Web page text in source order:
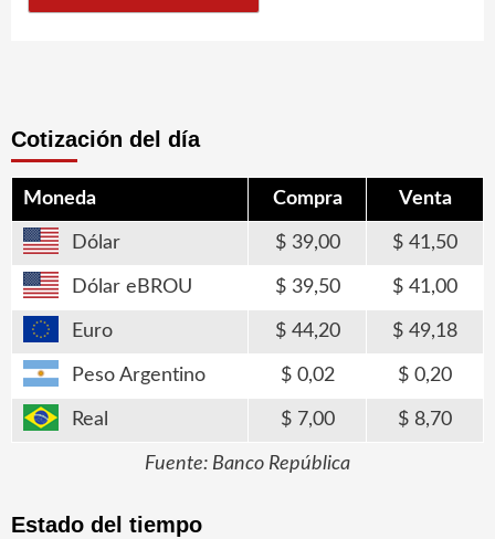
Cotización del día
Moneda Compra Venta
Dólar 39,00 41,50
Dólar eBROU 39,50 41,00
Euro 44,20 49,18
Peso Argentino 0,02 0,20
Real 7,00 8,70
Fuente: Banco República
Estado del tiempo